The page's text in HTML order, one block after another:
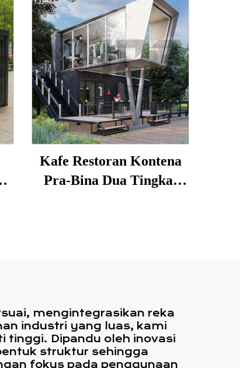
Kafe Restoran Kontena
Pra-Bina Dua Tingkat
mengintegrasikan reka
industri yang luas, kami
Dipandu oleh inovasi
struktur sehingga
fokus pada penggunaan